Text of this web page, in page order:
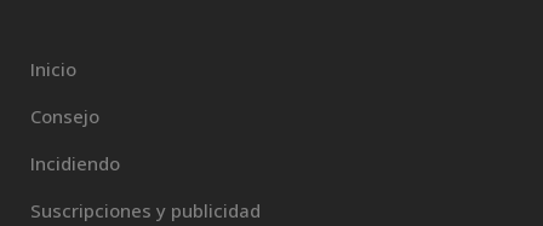
Inicio
Consejo
Incidiendo
Suscripciones y publicidad